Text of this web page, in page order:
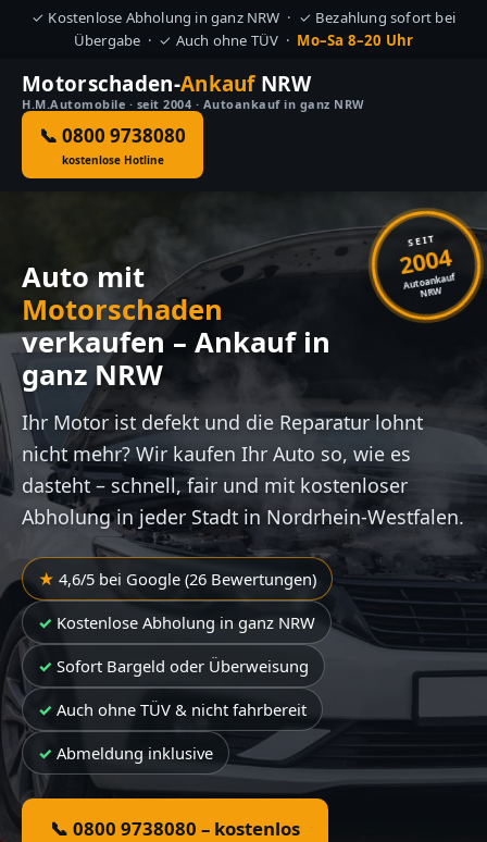
✓ Kostenlose Abholung in ganz NRW · ✓ Bezahlung sofort bei
Übergabe · ✓ Auch ohne TÜV · Mo–Sa 8–20 Uhr
Motorschaden-AnkaufNRW
H.M.Automobile · seit 2004 · Autoankauf in ganz NRW
📞 0800 9738080
kostenlose Hotline
SEIT
2004
Autoankauf
NRW
Auto mit
Motorschaden
verkaufen – Ankauf in
ganz NRW
Ihr Motor ist defekt und die Reparatur lohnt
nicht mehr? Wir kaufen Ihr Auto so, wie es
dasteht – schnell, fair und mit kostenloser
Abholung in jeder Stadt in Nordrhein-Westfalen.
4,6/5 bei Google (26 Bewertungen)
Kostenlose Abholung in ganz NRW
Sofort Bargeld oder Überweisung
Auch ohne TÜV & nicht fahrbereit
Abmeldung inklusive
📞 0800 9738080 – kostenlos